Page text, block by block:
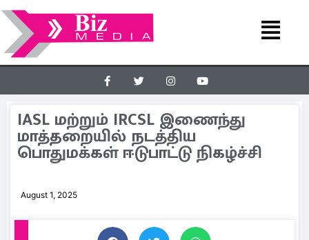
IASL மற்றும் IRCSL இணைந்து
மாத்தறையில் நடத்திய
பொதுமக்கள் ஈடுபாட்டு நிகழ்ச்சி
August 1, 2025